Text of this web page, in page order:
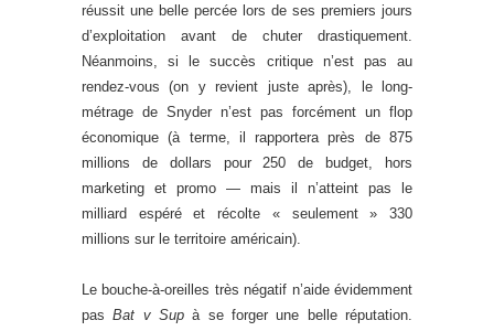
réussit une belle percée lors de ses premiers jours
d’exploitation avant de chuter drastiquement.
Néanmoins, si le succès critique n’est pas au
rendez-vous (on y revient juste après), le long-
métrage de Snyder n’est pas forcément un flop
économique (à terme, il rapportera près de 875
millions de dollars pour 250 de budget, hors
marketing et promo — mais il n’atteint pas le
milliard espéré et récolte « seulement » 330
millions sur le territoire américain).
Le bouche-à-oreilles très négatif n’aide évidemment
pas Bat v Supà se forger une belle réputation.